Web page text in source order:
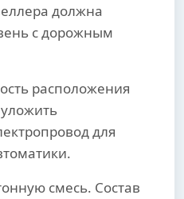
должна
с дорожным
расположения
для
смесь. Состав